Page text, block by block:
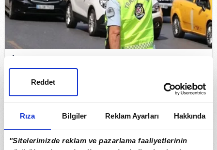
Rıza Bilgiler Reklam Ayarları Hakkında
"Sitelerimizde reklam ve pazarlama faaliyetlerinin
Reddet
kapatılacak
16.05.2026